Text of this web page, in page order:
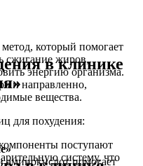
который помогает
сжигание жиров,
энергию организма.
и направленно,
вещества.
для похудения:
поступают
систему, что
в клинике
помогает